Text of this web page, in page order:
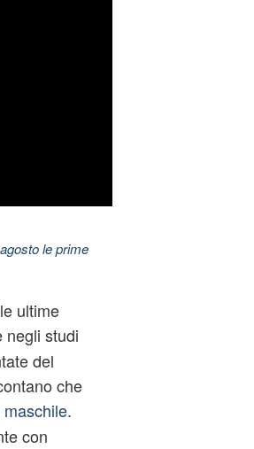
le prime
ultime
negli studi
del
che
.
con